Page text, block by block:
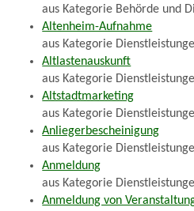
aus Kategorie Behörde und
Altenheim-Aufnahme
aus Kategorie
Altlastenauskunft
aus Kategorie
Altstadtmarketing
aus Kategorie
Anliegerbescheinigung
aus Kategorie
Anmeldung
aus Kategorie
Anmeldung von